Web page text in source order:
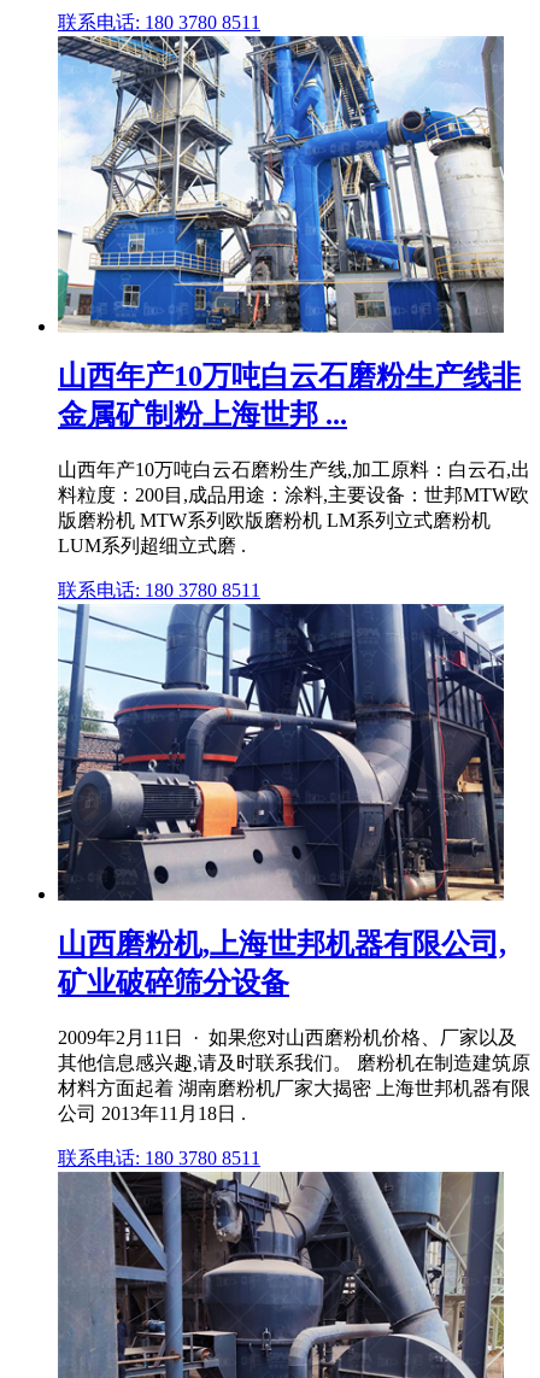
联系电话: 180 3780 8511
山西年产10万吨白云石磨粉生产线非
金属矿制粉上海世邦 ...
山西年产10万吨白云石磨粉生产线,加工原料：白云石,出
料粒度：200目,成品用途：涂料,主要设备：世邦MTW欧
版磨粉机 MTW系列欧版磨粉机 LM系列立式磨粉机
LUM系列超细立式磨 .
联系电话: 180 3780 8511
山西磨粉机,上海世邦机器有限公司,
矿业破碎筛分设备
2009年2月11日 · 如果您对山西磨粉机价格、厂家以及
其他信息感兴趣,请及时联系我们。 磨粉机在制造建筑原
材料方面起着 湖南磨粉机厂家大揭密 上海世邦机器有限
公司 2013年11月18日 .
联系电话: 180 3780 8511